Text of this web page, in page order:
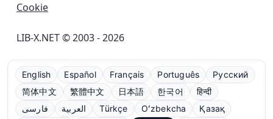
Cookie
LIB-X.NET © 2003 - 2026
English Español Français Português
Русский
简体中文
繁體中文 日本語 한국어
हिन्दी
فارسی
العربية Türkçe Oʻzbekcha
Қазақ